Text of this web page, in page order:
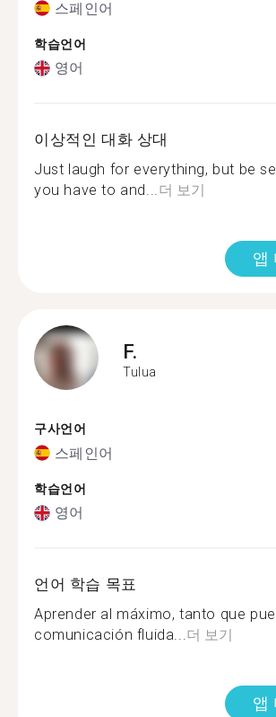
스페인어
학습언어
영어
이상적인 대화 상대
Just laugh for everything, but be
you have to and...더 보기
앱
F.
Tulua
구사언어
스페인어
학습언어
영어
언어 학습 목표
Aprender al máximo, tanto que
comunicación fluida...더 보기
앱